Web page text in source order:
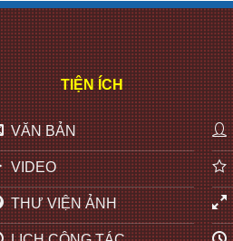
TIỆN ÍCH
VĂN BẢN
VIDEO
THƯ VIỆN ẢNH